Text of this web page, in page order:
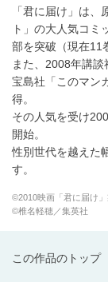
この作品のトップ
「君に届け」は
ト」の大人気コミ
部を突破（現在11
また、2008年講談
宝島社「このマン
得。
その人気を受け
開始。
性別世代を越えた
す。
©2010映画「君に届け
©椎名軽穂／集英社